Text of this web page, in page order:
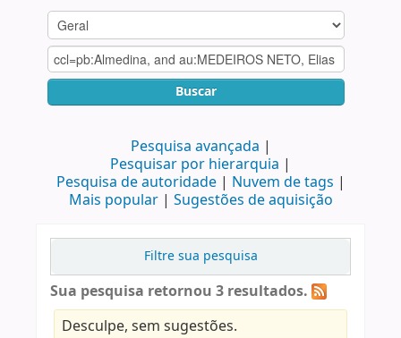
Buscar
Pesquisa avançada
Pesquisar por hierarquia
Pesquisa de autoridade
Nuvem de tags
Mais popular
Sugestões de aquisição
Filtre sua pesquisa
Sua pesquisa retornou 3 resultados.
Desculpe, sem sugestões.